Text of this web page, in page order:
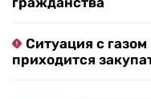
Ситуация с газом
приходится